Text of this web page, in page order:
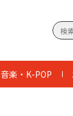
音楽・K-POP